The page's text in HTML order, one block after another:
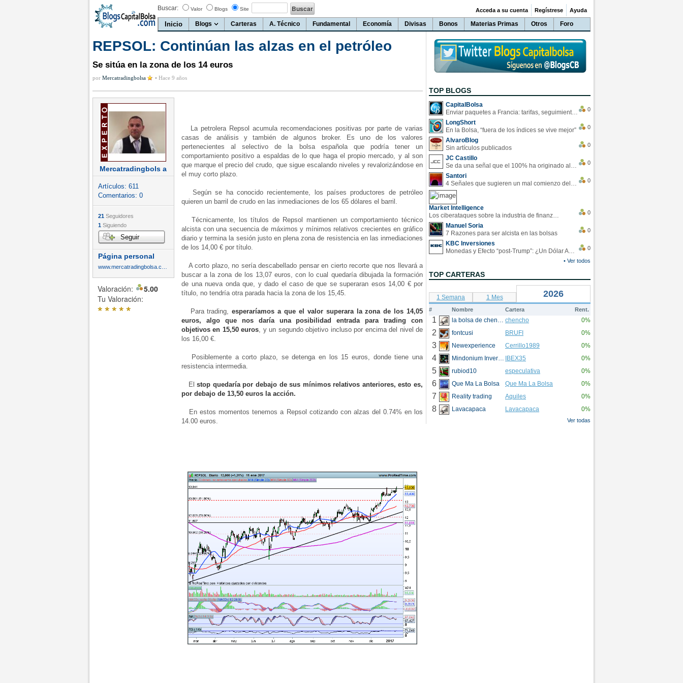
Buscar: Valor Blogs Site
Inicio Blogs Carteras A. Técnico Fundamental Economía Divisas Bonos Materias Primas Otros Foro
Acceda a su cuenta Regístrese Ayuda
REPSOL: Continúan las alzas en el petróleo
Se sitúa en la zona de los 14 euros
por Mercatradingbolsa • Hace 9 años
Mercatradingbols a
Artículos: 611
Comentarios: 0
21 Seguidores
1 Siguiendo
Seguir
Página personal
Valoración:
5.00
Tu Valoración:
*****
La petrolera Repsol acumula recomendaciones positivas por parte de varias
casas de análisis y también de algunos broker. Es uno de los valores
pertenecientes al selectivo de la bolsa española que podría tener un
comportamiento positivo a espaldas de lo que haga el propio mercado, y al son
que marque el precio del crudo, que sigue escalando niveles y revalorizándose en
el muy corto plazo.
Según se ha conocido recientemente, los países productores de petróleo
quieren un barril de crudo en las inmediaciones de los 65 dólares el barril.
Técnicamente, los títulos de Repsol mantienen un comportamiento técnico
alcista con una secuencia de máximos y mínimos relativos crecientes en gráfico
diario y termina la sesión justo en plena zona de resistencia en las inmediaciones
de los 14,00 € por título.
A corto plazo, no sería descabellado pensar en cierto recorte que nos llevará a
buscar a la zona de los 13,07 euros, con lo cual quedaría dibujada la formación
de una nueva onda que, y dado el caso de que se superaran esos 14,00 € por
título, no tendría otra parada hacia la zona de los 15,45.
Para trading,esperaríamos a que el valor superara la zona de los 14,05
euros, algo que nos daría una posibilidad entrada para trading con
objetivos en 15,50 euros, y un segundo objetivo incluso por encima del nivel de
los 16,00 €.
Posiblemente a corto plazo, se detenga en los 15 euros, donde tiene una
resistencia intermedia.
Elstop quedaría por debajo de sus mínimos relativos anteriores, esto es,
por debajo de 13,50 euros la acción.
En estos momentos tenemos a Repsol cotizando con alzas del 0.74% en los
14.00 euros.
TOP BLOGS
CapitalBolsa
Enviar paquetes a Francia: tarifas, seguimiento y ventajas destacadas
0
LongShort
En la Bolsa, “fuera de los índices se vive mejor”
0
AlvaroBlog
Sin artículos publicados
0
JC Castillo
Se da una señal que el 100% ha originado alzas en las bolsas
0
Santori
4 Señales que sugieren un mal comienzo del 3T de la economía EEUU
0
Market Intelligence
Los ciberataques sobre la industria de finanzas se han duplicado este año
0
Manuel Soria
7 Razones para ser alcista en las bolsas
0
KBC Inversiones
Monedas y Efecto “post-Trump”: ¿Un Dólar Americano operando en rangos?
0
• Ver todos
TOP CARTERAS
1 Semana 1 Mes 2026
# Nombre Cartera Rent.
1 la bolsa de chencho chencho 0%
2 fontcusi BRUFI 0%
3 Newexperience Cerrillo1989 0%
4 Mindonium Inversions IBEX35 0%
5 rubiod10 especulativa 0%
6 Que Ma La Bolsa Que Ma La Bolsa 0%
7 Reality trading Aquiles 0%
8 Lavacapaca Lavacapaca 0%
Ver todas